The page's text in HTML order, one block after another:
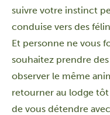
suivre votre instinct
conduise vers des
Et personne ne vous
souhaitez prendre
observer le même
retourner au lodge
de vous détendre